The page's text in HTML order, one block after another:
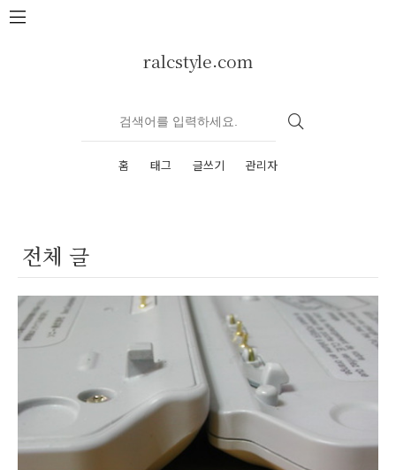
본문 바로가기
ralcstyle.com
홈 태그 글쓰기 관리자
전체 글